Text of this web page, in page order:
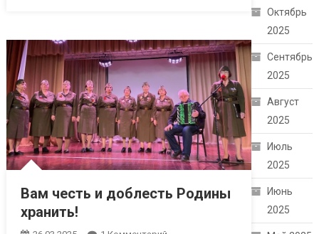
Вам честь и доблесть Родины
хранить!
Октябрь
2025
Сентябрь
2025
Август
2025
Июль
2025
Июнь
2025